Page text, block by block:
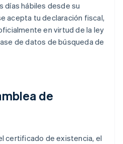
días hábiles desde su
acepta tu declaración fiscal,
en virtud de la ley
de datos de búsqueda de
de
certificado de existencia, el